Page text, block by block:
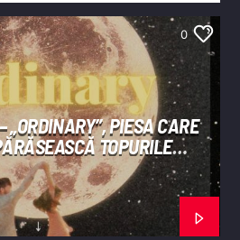
0
„ORDINARY”, PIESA CARE
TOPURILE